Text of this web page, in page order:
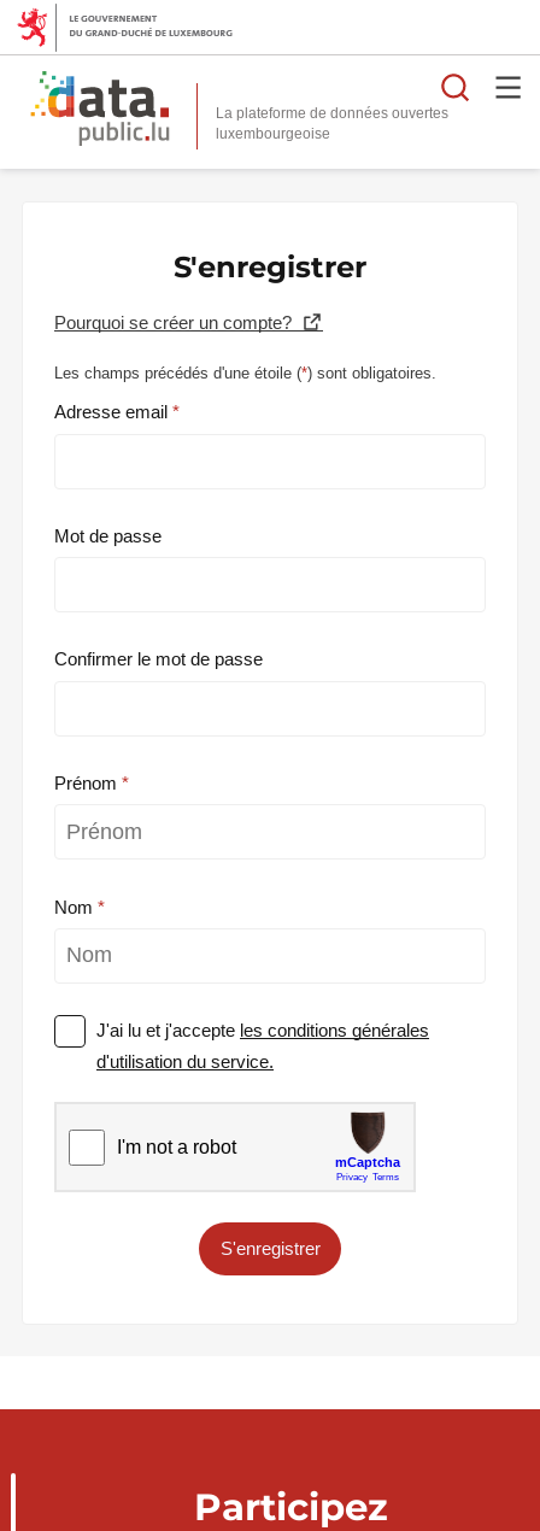
La plateforme de données ouvertes
S'enregistrer
Pourquoi se créer un compte?
Les champs précédés d'une étoile (*) sont obligatoires.
Adresse email
Mot de passe
Confirmer le mot de passe
Prénom
Nom
J'ai lu et j'accepte les conditions générales
d'utilisation du service.
S'enregistrer
Participez